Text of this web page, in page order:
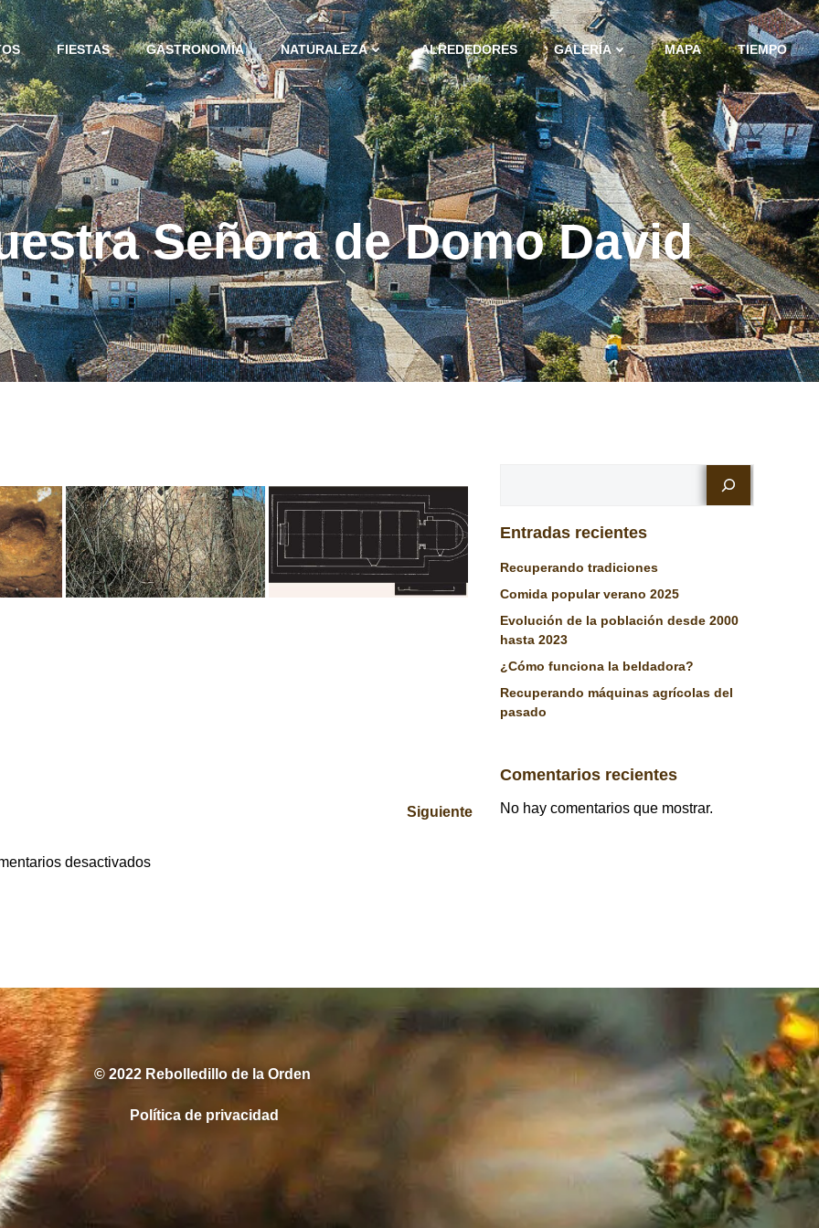
FIESTAS GASTRONOMÍA NATURALEZA ALREDEDORES GALERÍA MAPA TIEMPO
Señora de Domo David
por
Siguiente
desactivados
Entradas recientes
Recuperando tradiciones
Comida popular verano 2025
Evolución de la población desde 2000
hasta 2023
¿Cómo funciona la beldadora?
Recuperando máquinas agrícolas del
pasado
Comentarios recientes
No hay comentarios que mostrar.
© 2022 Rebolledillo de la Orden
Política de privacidad